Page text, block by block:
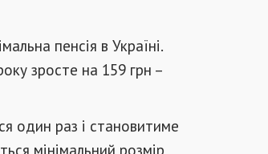
пенсія в Україні.
зросте на 159 грн –
один раз і становитиме
мінімальний розмір